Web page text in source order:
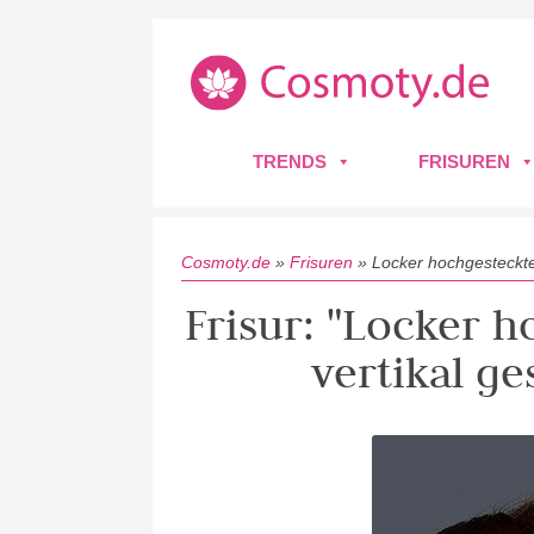
TRENDS FRISUREN
Cosmoty.de » Frisuren » Locker
Frisur: "Locker
vertikal